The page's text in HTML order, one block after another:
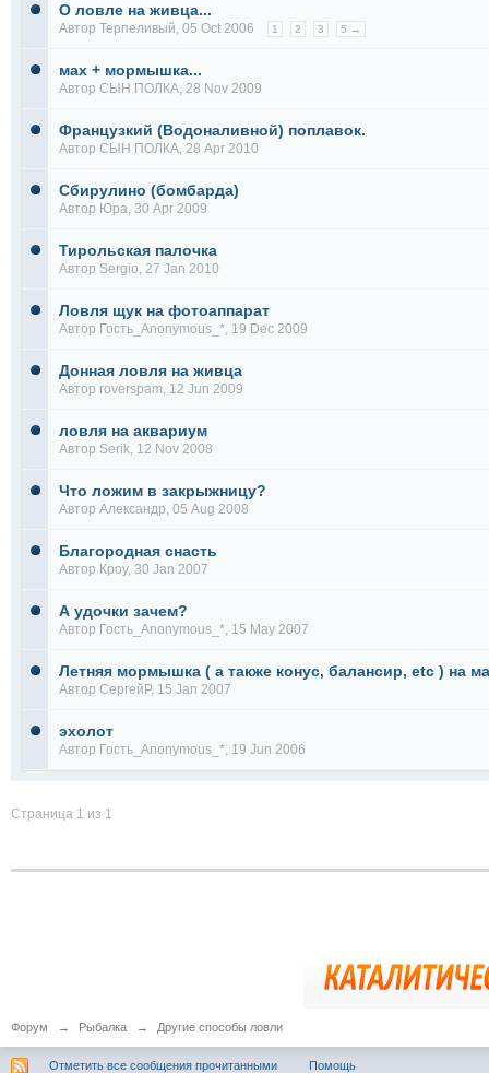
О ловле на живца...
Автор Терпеливый, 05 Oct 2006 1 2 3 5 →
мах + мормышка...
Автор СЫН ПОЛКА, 28 Nov 2009
Французкий (Водоналивной) поплавок.
Автор СЫН ПОЛКА, 28 Apr 2010
Сбирулино (бомбарда)
Автор Юра, 30 Apr 2009
Тирольская палочка
Автор Sergio, 27 Jan 2010
Ловля щук на фотоаппарат
Автор Гость_Anonymous_*, 19 Dec 2009
Донная ловля на живца
Автор roverspam, 12 Jun 2009
ловля на аквариум
Автор Serik, 12 Nov 2008
Что ложим в закрыжницу?
Автор Александр, 05 Aug 2008
Благородная снасть
Автор Кроу, 30 Jan 2007
А удочки зачем?
Автор Гость_Anonymous_*, 15 May 2007
Летняя мормышка ( а также конус, балансир, etc ) на
Автор СергейР, 15 Jan 2007
эхолот
Автор Гость_Anonymous_*, 19 Jun 2006
Страница 1 из 1
Форум → Рыбалка → Другие способы ловли
Отметить все сообщения прочитанными
Помощь